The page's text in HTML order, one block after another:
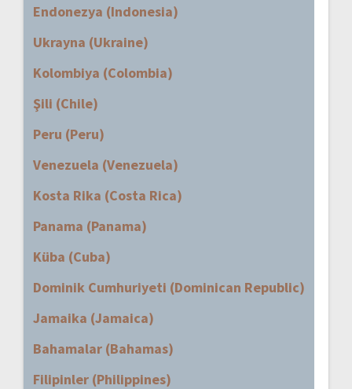
Endonezya (Indonesia)
Ukrayna (Ukraine)
Kolombiya (Colombia)
Şili (Chile)
Peru (Peru)
Venezuela (Venezuela)
Kosta Rika (Costa Rica)
Panama (Panama)
Küba (Cuba)
Dominik Cumhuriyeti (Dominican Republic)
Jamaika (Jamaica)
Bahamalar (Bahamas)
Filipinler (Philippines)